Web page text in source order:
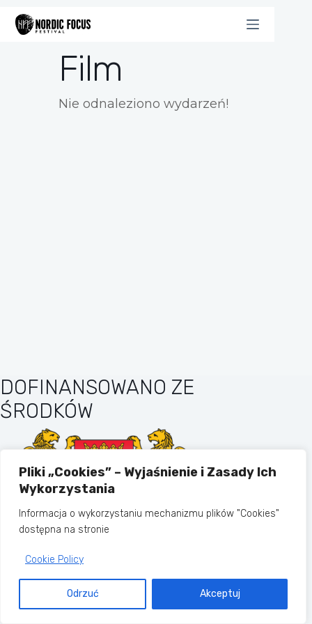
Pliki „Cookies” – Wyjaśnienie i Zasady Ich
Wykorzystania
Informacja o wykorzystaniu mechanizmu plików "Cookies"
dostępna na stronie
Cookie Policy
Odrzuć Akceptuj
treści
Film
Nie odnaleziono wydarzeń!
DOFINANSOWANO ZE
ŚRODKÓW
MIASTO GDAŃSK
Copyright © 2026 - Motyw WordPress